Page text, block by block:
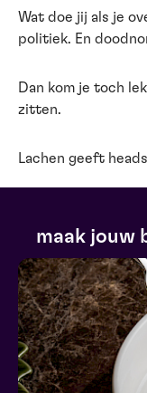
Wat doe jij als je
politiek. En
Dan kom je toch
zitten.
Lachen geeft
maak jouw